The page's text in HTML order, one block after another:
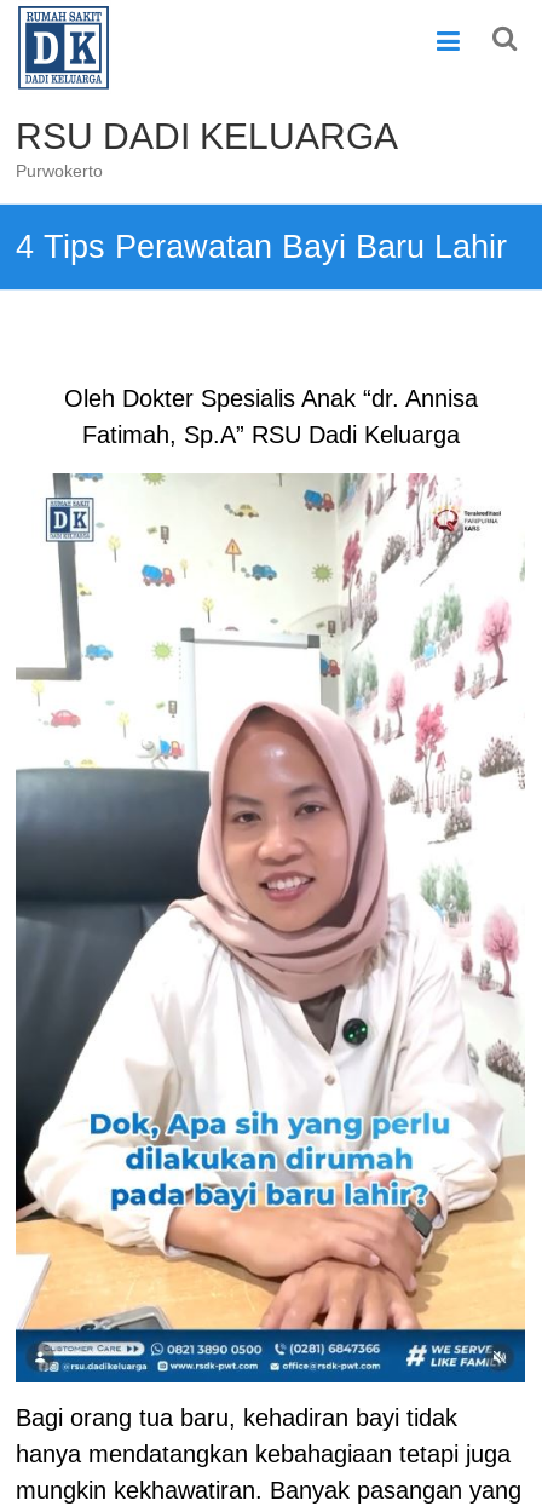
Skip
content
RSU DADI KELUARGA
Purwokerto
4 Tips Perawatan Bayi Baru Lahir
Oleh Dokter Spesialis Anak “dr. Annisa
Fatimah, Sp.A” RSU Dadi Keluarga
Bagi orang tua baru, kehadiran bayi tidak
hanya mendatangkan kebahagiaan tetapi juga
mungkin kekhawatiran. Banyak pasangan yang